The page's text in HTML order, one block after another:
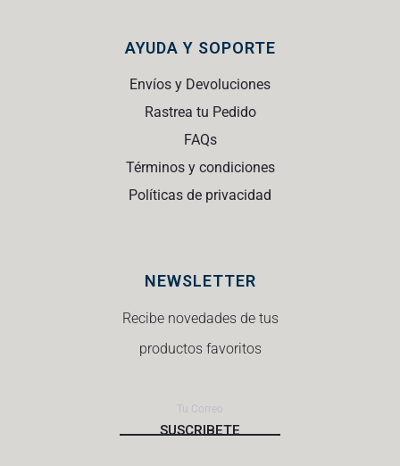
AYUDA Y SOPORTE
Envíos y Devoluciones
Rastrea tu Pedido
FAQs
Términos y condiciones
Políticas de privacidad
NEWSLETTER
Recibe novedades de tus
productos favoritos